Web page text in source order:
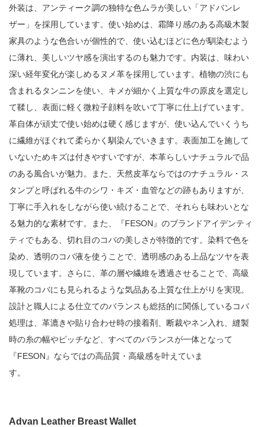
外装は、アンティーク調の独特な色ムラが美しい「アドバンレ
ザー」を採用しています。使い始めは、霜降り感のある高級木製
家具のような色合いが個性的で、使い込むほどに色が馴染むよう
に薄れ、美しいツヤ感を演出するのも魅力です。内装は、味わい
深い経年変化が楽しめるヌメ革を採用しています。植物の渋にも
含まれるタンニンを使い、キメが細かく上質な牛の原皮を選定し
て鞣し、表面に軽く微粒子顔料を吹いて丁寧に仕上げています。
革自体が頑丈で使い始めは硬く感じますが、使い込んでいくうち
に繊維がほぐれて柔らかく馴染んでいきます。表面加工を施して
いないためキズは付きやすいですが、本革らしいナチュラルで品
のある風合いが魅力。また、天然皮革ならではのナチュラル・ス
タンプと呼ばれる牛のシワ・キズ・血管などの跡もありますが、
丁寧に手入れをしながら使い続けることで、それらも味わいとな
る魅力的な素材です。また、『FESON』のブランドアイデンティ
ティでもある、切れ目のコバの美しさが特徴的です。染料で色を
染め、透明のコバ液を使うことで、透明感のある上品なツヤを表
現しています。さらに、革の層や繊維を透過させることで、高級
革靴のコバにも見られるような気品ある上質な仕上がりを実現。
設計と職人による仕立てのバランスも総括的に関係しているコバ
処理は、革漉きや貼り合わせ時の接着剤、断裁やネン入れ、縫製
時の糸の幅やピッチなど、すべてのバランスが一体となって
『FESON』ならではの高品質・高級感を叶えていま
す。
Advan Leather Breast Wallet